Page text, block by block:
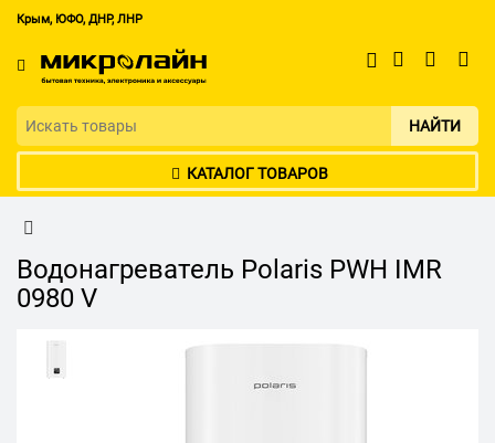
Крым, ЮФО, ДНР, ЛНР
НАЙТИ
КАТАЛОГ ТОВАРОВ
Водонагреватель Polaris PWH IMR
0980 V